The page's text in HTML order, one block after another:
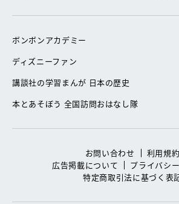
ボンボンアカデミー
ディズニーファン
講談社の学習まんが 日本の歴史
本とあそぼう 全国訪問おはなし隊
お問い合わせ
利用規約
広告掲載について
プライバシ
特定商取引法に基づく表